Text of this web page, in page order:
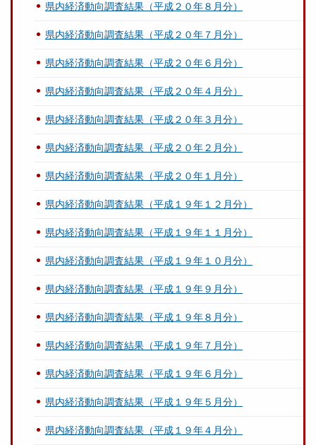
県内経済動向調査結果（平成２０年８月分）
県内経済動向調査結果（平成２０年７月分）
県内経済動向調査結果（平成２０年６月分）
県内経済動向調査結果（平成２０年４月分）
県内経済動向調査結果（平成２０年３月分）
県内経済動向調査結果（平成２０年２月分）
県内経済動向調査結果（平成２０年１月分）
県内経済動向調査結果（平成１９年１２月分）
県内経済動向調査結果（平成１９年１１月分）
県内経済動向調査結果（平成１９年１０月分）
県内経済動向調査結果（平成１９年９月分）
県内経済動向調査結果（平成１９年８月分）
県内経済動向調査結果（平成１９年７月分）
県内経済動向調査結果（平成１９年６月分）
県内経済動向調査結果（平成１９年５月分）
県内経済動向調査結果（平成１９年４月分）